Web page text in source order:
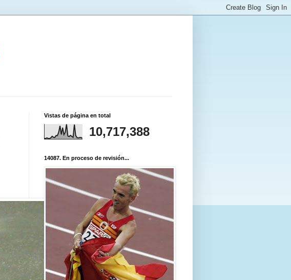
Vistas de página en total
10,717,388
14087. En proceso de revisión...